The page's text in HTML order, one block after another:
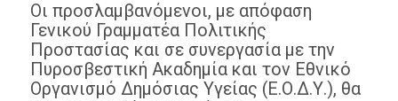
Οι προσλαμβανόμενοι, με απόφαση
Γενικού Γραμματέα Πολιτικής
Προστασίας και σε συνεργασία με την
Πυροσβεστική Ακαδημία και τον Εθνικό
Οργανισμό Δημόσιας Υγείας (Ε.Ο.Δ.Υ.), θα